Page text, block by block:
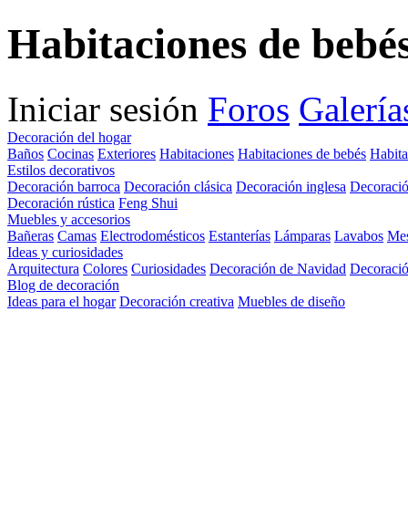
Habitaciones de
Iniciar sesión Foros
Decoración del hogar
Baños Cocinas Exteriores Habitaciones Habitaciones de bebés
Estilos decorativos
Decoración barroca Decoración clásica Decoración inglesa
Decoración rústica Feng Shui
Muebles y accesorios
Bañeras Camas Electrodomésticos Estanterías Lámparas Lavabos
Ideas y curiosidades
Arquitectura Colores Curiosidades Decoración de Navidad
Blog de decoración
Ideas para el hogar Decoración creativa Muebles de diseño